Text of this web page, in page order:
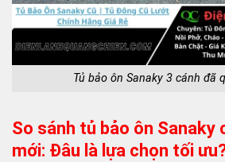
Tủ bảo ôn Sanaky 3 cánh đã
So sánh tủ bảo ôn Sanaky
mới: Đâu là lựa chọn tối